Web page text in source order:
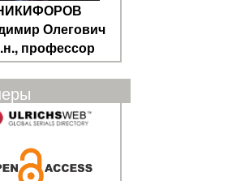
Олегович
профессор